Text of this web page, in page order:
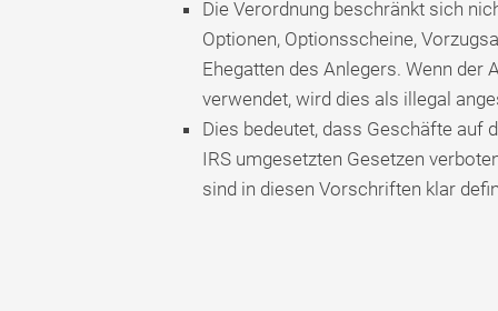
Die Verordnung beschränkt sich
Optionen, Optionsscheine,
Ehegatten des Anlegers. Wenn der
verwendet, wird dies als illegal
Dies bedeutet, dass Geschäfte
IRS umgesetzten Gesetzen
sind in diesen Vorschriften klar